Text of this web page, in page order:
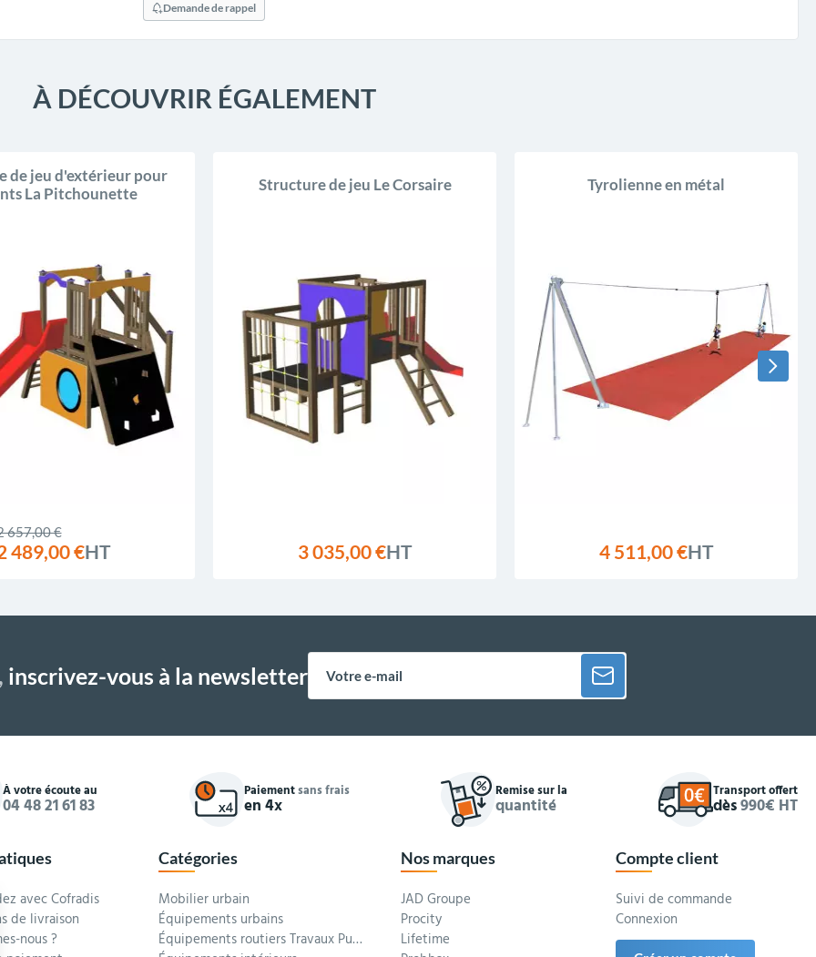
Demande de rappel
À DÉCOUVRIR ÉGALEMENT
de jeu d'extérieur pour
La Pitchounette
657,00 €
489,00 €HT
Structure de jeu Le Corsaire
3 035,00 €HT
Tyrolienne en métal
4 511,00 €HT
inscrivez-vous à la newsletter
À votre écoute au
04 48 21 61 83
Paiementsans frais
en 4x
Remise sur la
quantité
Transport offert
dès990€ HT
avec Cofradis
de livraison
nous ?
Catégories
Mobilier urbain
Équipements urbains
Équipements routiers Travaux Publics
Nos marques
JAD Groupe
Procity
Lifetime
Compte client
Suivi de commande
Connexion